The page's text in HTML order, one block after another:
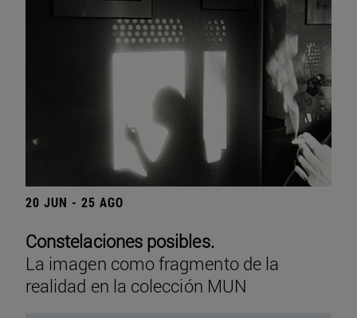
20 JUN - 25 AGO
Constelaciones posibles.
La imagen como fragmento de la
realidad en la colección MUN